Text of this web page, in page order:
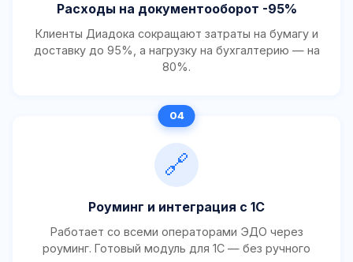
Расходы на документооборот -95%
Клиенты Диадока сокращают затраты на бумагу и
доставку до 95%, а нагрузку на бухгалтерию — на
80%.
🔗
Роуминг и интеграция с 1С
Работает со всеми операторами ЭДО через
роуминг. Готовый модуль для 1С — без ручного